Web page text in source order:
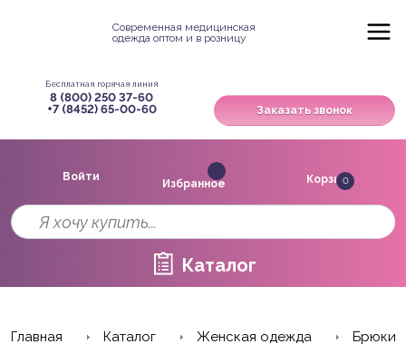
Современная медицинская
одежда оптом и в розницу
Бесплатная горячая линия
8 (800) 250 37-60
+7 (8452) 65-00-60
Заказать звонок
Каталог
Войти
Избранное 0
Корзина
Главная Каталог Женская одежда Брюки